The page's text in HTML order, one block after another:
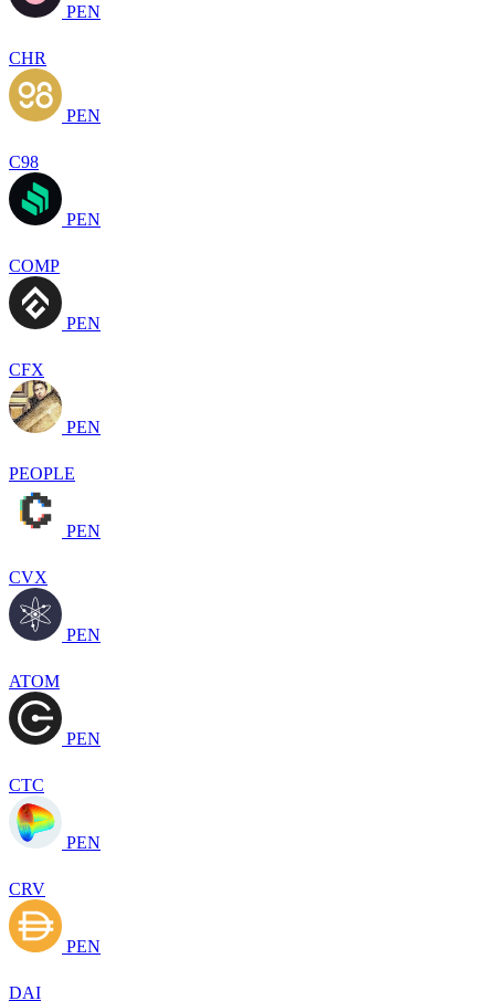
PEN
CHR
PEN
C98
PEN
COMP
PEN
CFX
PEN
PEOPLE
PEN
CVX
PEN
ATOM
PEN
CTC
PEN
CRV
PEN
DAI